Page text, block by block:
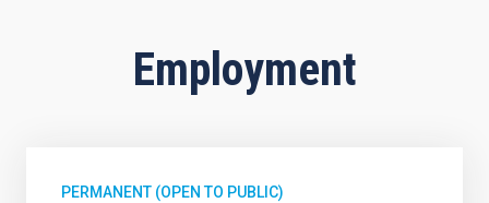
Employment
PERMANENT (OPEN TO PUBLIC)